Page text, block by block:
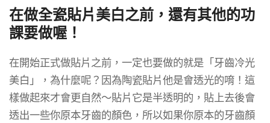
在做全瓷貼片美白之前，還有其他的功
課要做喔！
在開始正式做貼片之前，一定也要做的就是「牙齒冷光
美白」，為什麼呢？因為陶瓷貼片他是會透光的唷！這
樣做起來才會更自然～貼片它是半透明的，貼上去後會
透出一些你原本牙齒的顏色，所以如果你原本的牙齒顏